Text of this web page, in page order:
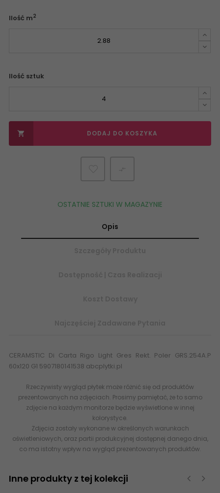
Ilość m2
Ilość sztuk
 DODAJ DO KOSZYKA
OSTATNIE SZTUKI W MAGAZYNIE
Opis
CERAMSTIC Di Carta Rigo Light Gres Rekt. Poler GRS.254A.P
60x120 G1 5907180141538 abcplytki.pl
Rzeczywisty wygląd płytek może różnić się od produktów
prezentowanych na zdjęciach. Prosimy pamiętać, że to samo
zdjęcie na każdym monitorze będzie wyświetlone w innej
kolorystyce.
Zdjęcia zostały wykonane w określonych warunkach
oświetleniowych, oraz partii produkcyjnej dostępnej danego dnia,
co ma istotny wpływ na wygląd prezentowanych produktów.
Inne produkty z tej kolekcji